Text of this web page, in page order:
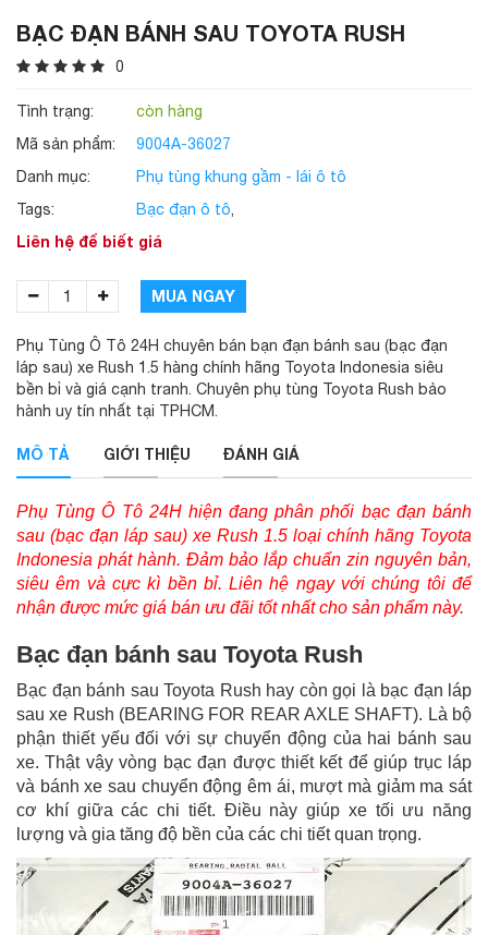
BẠC ĐẠN BÁNH SAU TOYOTA RUSH
0
Tình trạng:
còn hàng
Mã sản phẩm:
9004A-36027
Danh mục:
Phụ tùng khung gầm - lái ô tô
Tags:
Bạc đạn ô tô,
Liên hệ để biết giá
MUA NGAY
Phụ Tùng Ô Tô 24H chuyên bán bạn đạn bánh sau (bạc đạn
láp sau) xe Rush 1.5 hàng chính hãng Toyota Indonesia siêu
bền bỉ và giá cạnh tranh. Chuyên phụ tùng Toyota Rush bảo
hành uy tín nhất tại TPHCM.
MÔ TẢ GIỚI THIỆU ĐÁNH GIÁ
Phụ Tùng Ô Tô 24H hiện đang phân phối bạc đạn bánh
sau (bạc đạn láp sau) xe Rush 1.5 loại chính hãng Toyota
Indonesia phát hành. Đảm bảo lắp chuẩn zin nguyên bản,
siêu êm và cực kì bền bỉ. Liên hệ ngay với chúng tôi để
nhận được mức giá bán ưu đãi tốt nhất cho sản phẩm này.
Bạc đạn bánh sau Toyota Rush
Bạc đạn bánh sau Toyota Rush hay còn gọi là bạc đạn láp
sau xe Rush (BEARING FOR REAR AXLE SHAFT). Là bộ
phận thiết yếu đối với sự chuyển động của hai bánh sau
xe. Thật vậy vòng bạc đạn được thiết kết để giúp trục láp
và bánh xe sau chuyển động êm ái, mượt mà giảm ma sát
cơ khí giữa các chi tiết. Điều này giúp xe tối ưu năng
lượng và gia tăng độ bền của các chi tiết quan trọng.